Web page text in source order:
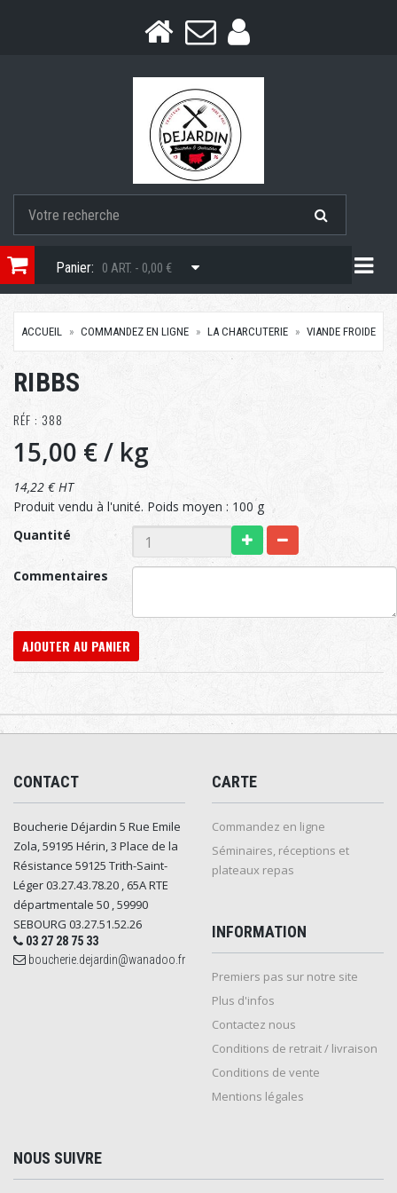
Panier: 0 ART. - 0,00 €
ACCUEIL COMMANDEZ EN LIGNE LA CHARCUTERIE VIANDE FROIDE
RIBBS
RÉF : 388
15,00 €/ kg
14,22 € HT
Produit vendu à l'unité. Poids moyen : 100 g
Quantité
Commentaires
AJOUTER AU PANIER
CONTACT
Boucherie Déjardin 5 Rue Emile
Zola, 59195 Hérin, 3 Place de la
Résistance 59125 Trith-Saint-
Léger 03.27.43.78.20 , 65A RTE
départmentale 50 , 59990
SEBOURG 03.27.51.52.26
03 27 28 75 33
boucherie.dejardin@wanadoo.fr
CARTE
Commandez en ligne
Séminaires, réceptions et
plateaux repas
INFORMATION
Premiers pas sur notre site
Plus d'infos
Contactez nous
Conditions de retrait / livraison
Conditions de vente
Mentions légales
NOUS SUIVRE